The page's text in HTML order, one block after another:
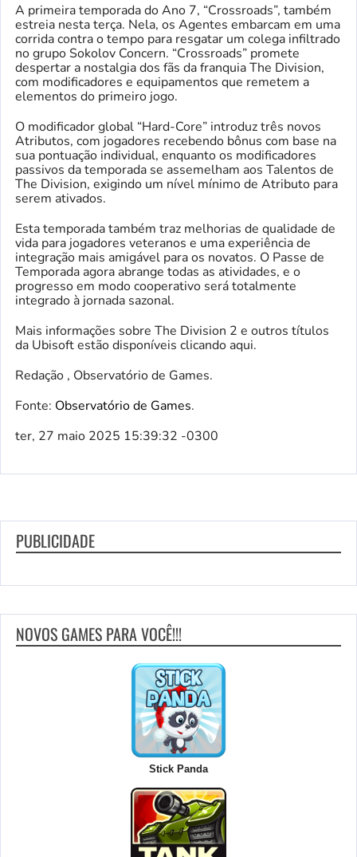
A primeira temporada do Ano 7, “Crossroads”, também
estreia nesta terça. Nela, os Agentes embarcam em uma
corrida contra o tempo para resgatar um colega infiltrado
no grupo Sokolov Concern. “Crossroads” promete
despertar a nostalgia dos fãs da franquia The Division,
com modificadores e equipamentos que remetem a
elementos do primeiro jogo.
O modificador global “Hard-Core” introduz três novos
Atributos, com jogadores recebendo bônus com base na
sua pontuação individual, enquanto os modificadores
passivos da temporada se assemelham aos Talentos de
The Division, exigindo um nível mínimo de Atributo para
serem ativados.
Esta temporada também traz melhorias de qualidade de
vida para jogadores veteranos e uma experiência de
integração mais amigável para os novatos. O Passe de
Temporada agora abrange todas as atividades, e o
progresso em modo cooperativo será totalmente
integrado à jornada sazonal.
Mais informações sobre The Division 2 e outros títulos
da Ubisoft estão disponíveis clicando aqui.
Redação , Observatório de Games.
Fonte: Observatório de Games.
ter, 27 maio 2025 15:39:32 -0300
PUBLICIDADE
NOVOS GAMES PARA VOCÊ!!!
Stick Panda